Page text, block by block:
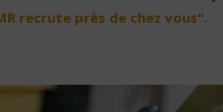
recrute près de chez vous".